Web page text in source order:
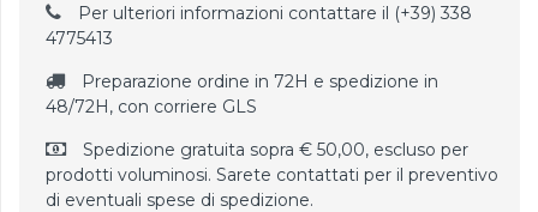
Per ulteriori informazioni contattare il (+39) 338
4775413
Preparazione ordine in 72H e spedizione in
48/72H, con corriere GLS
Spedizione gratuita sopra € 50,00, escluso per
prodotti voluminosi. Sarete contattati per il preventivo
di eventuali spese di spedizione.